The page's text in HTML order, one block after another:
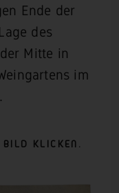
Ende der
des
Mitte in
im
KLICKEN.